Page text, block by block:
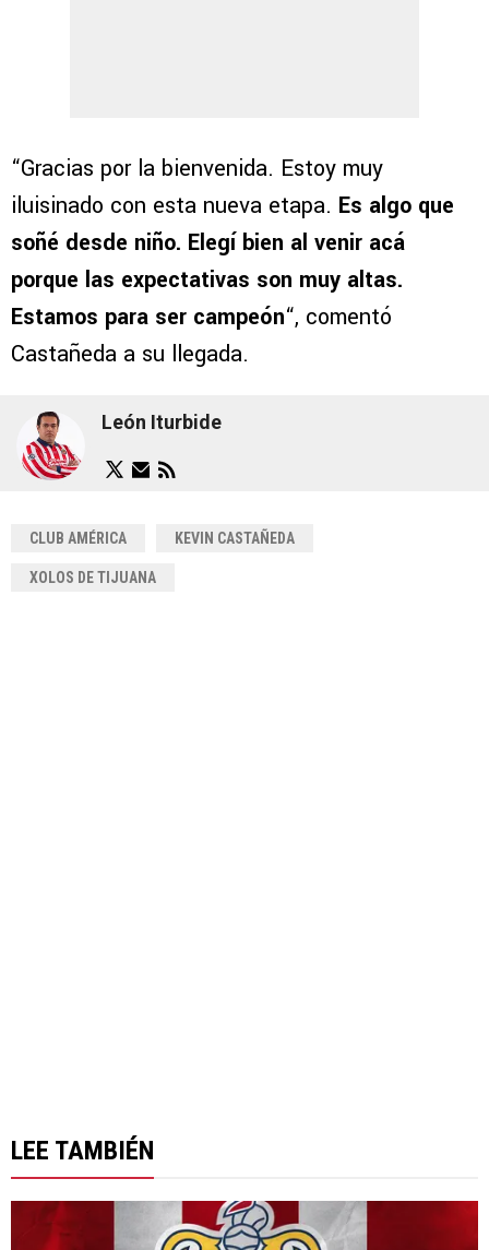
“Gracias por la bienvenida. Estoy muy
iluisinado con esta nueva etapa. Es algo que
soñé desde niño. Elegí bien al venir acá
porque las expectativas son muy altas.
Estamos para ser campeón“, comentó
Castañeda a su llegada.
León Iturbide
CLUB AMÉRICA KEVIN CASTAÑEDA
XOLOS DE TIJUANA
LEE TAMBIÉN